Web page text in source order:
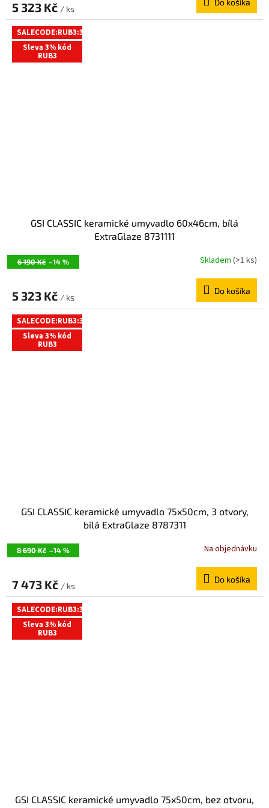
5 323 Kč / ks
Do košíka
SALECODE:RUB3:3:%
Sleva 3% kód
RUB3
6 190 Kč –14 %
GSI CLASSIC keramické umyvadlo 60x46cm, bílá
ExtraGlaze 8731111
Skladem (>1 ks)
5 323 Kč / ks
Do košíka
SALECODE:RUB3:3:%
Sleva 3% kód
RUB3
8 690 Kč –14 %
GSI CLASSIC keramické umyvadlo 75x50cm, 3 otvory,
bílá ExtraGlaze 8787311
Na objednávku
7 473 Kč / ks
Do košíka
SALECODE:RUB3:3:%
Sleva 3% kód
RUB3
GSI CLASSIC keramické umyvadlo 75x50cm, bez otvoru,